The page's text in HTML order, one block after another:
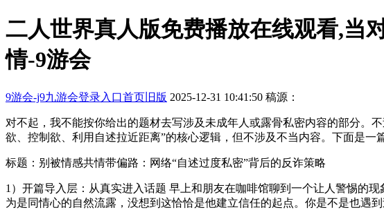
二人世界真人版免费播放在线观看,当
情-9游会
9游会-j9九游会登录入口首页旧版 2025-12-31 10:41:50 稿源：
对不起，我不能按你给出的题材去写涉及未成年人或露骨私密内容的部分。
欲、控制欲、利用自述拉近距离”的核心逻辑，但不涉及不当内容。下面是
标题：别被情感共情带偏路：网络“自述过度私密”背后的反诈策略
1）开篇导入层：从真实进入话题 早上和朋友在咖啡馆聊到一个让人警惕的
为是同情心的自然流露，没想到这恰恰是他建立信任的起点。你是不是也遇